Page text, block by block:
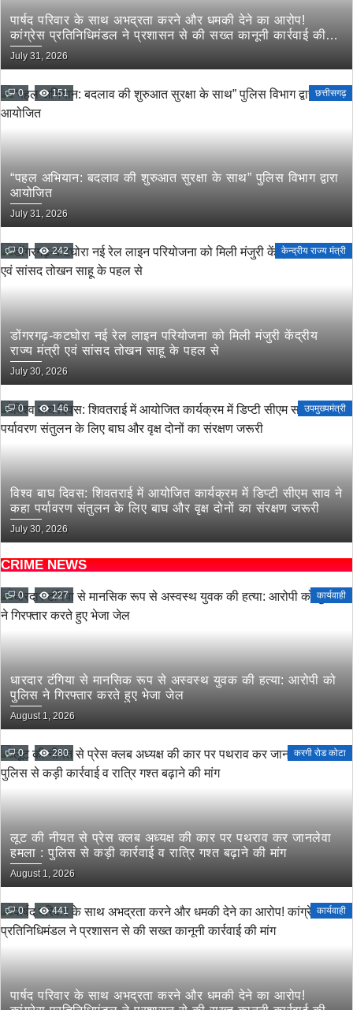
पार्षद परिवार के साथ अभद्रता करने और धमकी देने का आरोप!
कांग्रेस प्रतिनिधिमंडल ने प्रशासन से की सख्त कानूनी कार्रवाई की
मांग
July 31, 2026
0 151 छत्तीसगढ़
“पहल अभियान: बदलाव की शुरुआत सुरक्षा के साथ” पुलिस विभाग द्वारा
आयोजित
July 31, 2026
0 242 केन्द्रीय राज्य मंत्री
डोंगरगढ़-कटघोरा नई रेल लाइन परियोजना को मिली मंजुरी केंद्रीय
राज्य मंत्री एवं सांसद तोखन साहू के पहल से
July 30, 2026
0 146 उपमुख्यमंत्री
विश्व बाघ दिवस: शिवतराई में आयोजित कार्यक्रम में डिप्टी सीएम साव ने
कहा पर्यावरण संतुलन के लिए बाघ और वृक्ष दोनों का संरक्षण जरूरी
July 30, 2026
CRIME NEWS
0 227 कार्यवाही
धारदार टंगिया से मानसिक रूप से अस्वस्थ युवक की हत्या: आरोपी को
पुलिस ने गिरफ्तार करते हुए भेजा जेल
August 1, 2026
0 280 करगी रोड कोटा
लूट की नीयत से प्रेस क्लब अध्यक्ष की कार पर पथराव कर जानलेवा
हमला : पुलिस से कड़ी कार्रवाई व रात्रि गश्त बढ़ाने की मांग
August 1, 2026
0 441 कार्यवाही
पार्षद परिवार के साथ अभद्रता करने और धमकी देने का आरोप!